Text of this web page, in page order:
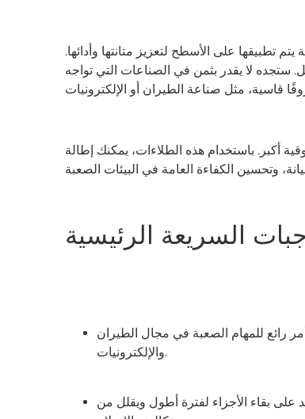
تطبيقها على الأسطح لتعزيز متانتها وأدائها.
ستجده لا يقدر بثمن في الصناعات التي تواجه
أكبر. باستخدام هذه الطلاءات، يمكنك إطالة
السريعة الرئيسية
رائع للمهام الصعبة في مجال الطيران
والإلكترونيات.
على بقاء الأجزاء لفترة أطول ويقلل من